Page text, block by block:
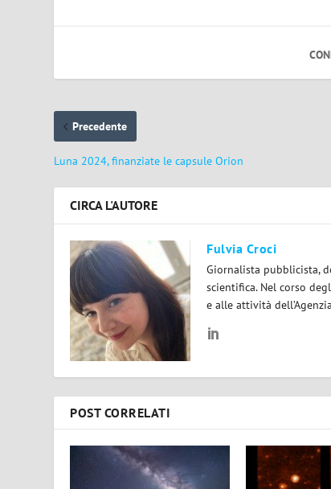
Precedente
Luna 2024, finanziate le capsule Orion
CIRCA L'AUTORE
Fulvia Croci
Giornalista pubblicista,
scientifica. Nel corso
e alle attività
POST CORRELATI